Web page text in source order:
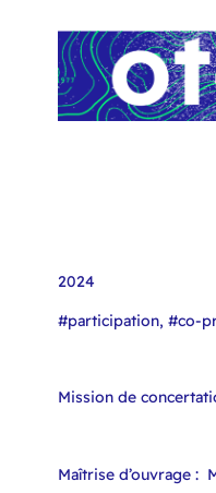
2024
#participation, #co-
Mission de
Maîtrise d’ouvrage :